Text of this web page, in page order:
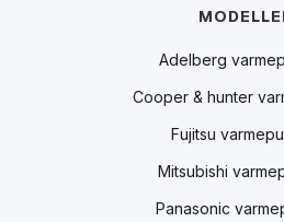
Adelberg
Cooper & hunter
Fujitsu
Mitsubishi
Panasonic